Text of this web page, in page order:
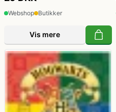
Tyroler kostume
Vinger til kostume
Webshop Butikker
Vis mere